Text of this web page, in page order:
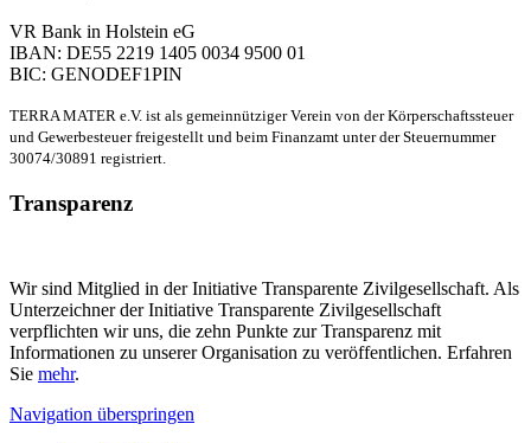
VR Bank in Holstein eG
IBAN: DE55 2219 1405 0034 9500 01
BIC: GENODEF1PIN
TERRA MATER e.V. ist als gemeinnütziger Verein von der Körperschaftssteuer
und Gewerbesteuer freigestellt und beim Finanzamt unter der Steuernummer
30074/30891 registriert.
Transparenz
Wir sind Mitglied in der Initiative Transparente Zivilgesellschaft. Als
Unterzeichner der Initiative Transparente Zivilgesellschaft
verpflichten wir uns, die zehn Punkte zur Transparenz mit
Informationen zu unserer Organisation zu veröffentlichen. Erfahren
Sie mehr.
Navigation überspringen